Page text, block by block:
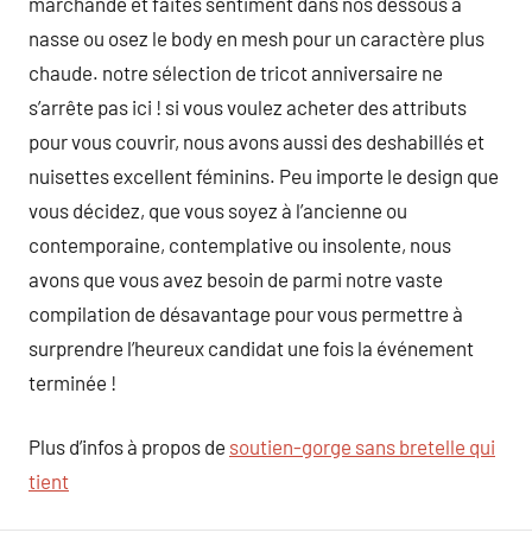
nasse ou osez le body en mesh pour un caractère plus
chaude. notre sélection de tricot anniversaire ne
s’arrête pas ici ! si vous voulez acheter des attributs
pour vous couvrir, nous avons aussi des deshabillés et
nuisettes excellent féminins. Peu importe le design que
vous décidez, que vous soyez à l’ancienne ou
contemporaine, contemplative ou insolente, nous
avons que vous avez besoin de parmi notre vaste
compilation de désavantage pour vous permettre à
surprendre l’heureux candidat une fois la événement
terminée !
Plus d’infos à propos de soutien-gorge sans bretelle qui
tient